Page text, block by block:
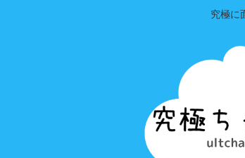
究極に